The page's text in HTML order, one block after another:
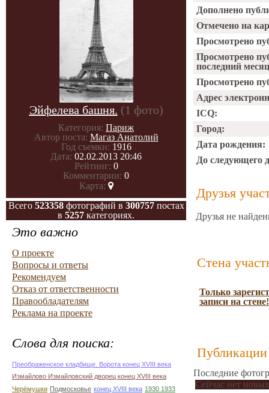
Эйфелева башня. (1 фото)
Категория: Париж
Автор поста: Магаз Анатолий
Год съемки: 1916
Дата: 02.02.2013 20:46
Рейтинг: 0
Комментарии: 0
Карта:
Всего 523358фотографий в 300757постах
в 5257 категориях.
Это важно
О проекте
Вопросы и ответы
Рекомендуем
Отказ от ответственности
Правообладателям
Реклама на проекте
Слова для поиска:
Преображенское кладбище. Ворота конец ХVIII века
Измайлово Измайловский дворец конец ХVIII века
Черёмушки Подмосковье конец ХVIII века 1930 1933
Дополнено
Отмечено на
Просмотрено
Просмотрено
последний
Просмотрено
Адрес
ICQ:
Город:
Дата рождения:
До следующего
Друзья
Друзья не
Стена
Только
записи на стене!
Публикации
Последние
Сейчас нет